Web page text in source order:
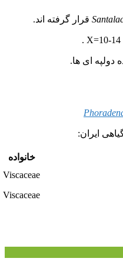
قرار گرفته اند.
دولپه ای ها.
ایران:
خانواده
Viscaceae
Viscaceae